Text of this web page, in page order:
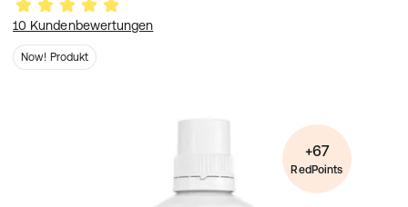
10 Kundenbewertungen
Now! Produkt
+67
RedPoints